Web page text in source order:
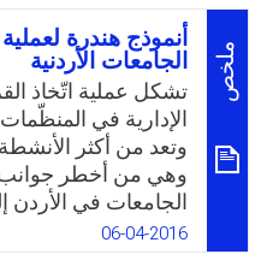
ملخص
أنموذج هندرة
الجامعات الأردنية
تشكل عملية اتّخاذ
الإدارية في
وتعد من أكثر
وهي من أخطر جوانب
الجامعات في الأردن
يتم التوصل للقرار
وكلفة وأعلى جودة.
06-04-2016